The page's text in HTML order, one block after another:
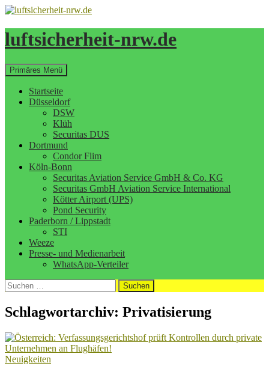
Zum
springen
luftsicherheit-nrw.de
Suchen
Primäres Menü
Startseite
Düsseldorf
DSW
Klüh
Securitas DUS
Dortmund
Condor Flim
Köln-Bonn
Securitas Aviation Service GmbH & Co. KG
Securitas GmbH Aviation Service International
Kötter Airport (UPS)
Pond Security
Paderborn / Lippstadt
STI
Weeze
Presse- und Medienarbeit
WhatsApp-Verteiler
Suchen
nach:
Schlagwortarchiv: Privatisierung
Neuigkeiten